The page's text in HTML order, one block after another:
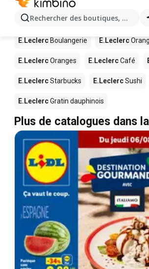
Rechercher des boutiques, des
D’autres produits dans
E.Leclerc
E.Leclerc Boulangerie E.Leclerc
E.LeclercOranges E.LeclercCafé
E.LeclercStarbucks E.LeclercSushi
E.LeclercGratin dauphinois
Plus de catalogues dans